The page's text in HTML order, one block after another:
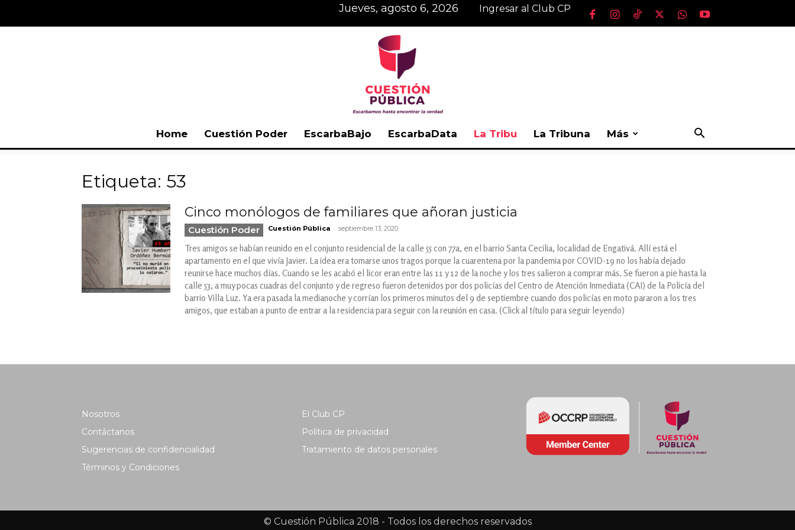
jueves, agosto 6, 2026 Ingresar al Club CP
Home Cuestión Poder EscarbaBajo EscarbaData La Tribu La Tribuna Más
Etiqueta: 53
Cinco monólogos de familiares que añoran justicia
Cuestión Poder Cuestión Pública - septiembre 13, 2020
Tres amigos se habían reunido en el conjunto residencial de la calle 55 con 77a, en el barrio Santa Cecilia, localidad de Engativá. Allí está el
apartamento en el que vivía Javier. La idea era tomarse unos tragos porque la cuarentena por la pandemia por COVID-19 no los había dejado
reunirse hace muchos días. Cuando se les acabó el licor eran entre las 11 y 12 de la noche y los tres salieron a comprar más. Se fueron a pie hasta la
calle 53, a muy pocas cuadras del conjunto y de regreso fueron detenidos por dos policías del Centro de Atención Inmediata (CAI) de la Policía del
barrio Villa Luz. Ya era pasada la medianoche y corrían los primeros minutos del 9 de septiembre cuando dos policías en moto pararon a los tres
amigos, que estaban a punto de entrar a la residencia para seguir con la reunión en casa. (Click al título para seguir leyendo)
Nosotros
Contáctanos
Sugerencias de confidencialidad
Términos y Condiciones
El Club CP
Política de privacidad
Tratamiento de datos personales
© Cuestión Pública 2018 - Todos los derechos reservados